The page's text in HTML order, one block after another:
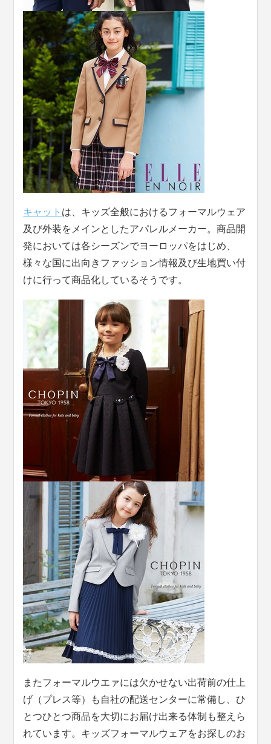
キャット は、キッズ全般におけるフォーマルウェア
及び外装をメインとしたアパレルメーカー。商品開
発においては各シーズンでヨーロッパをはじめ、
様々な国に出向きファッション情報及び生地買い付
けに行って商品化しているそうです。
またフォーマルウエァには欠かせない出荷前の仕上
げ（プレス等）も自社の配送センターに常備し、ひ
とつひとつ商品を大切にお届け出来る体制も整えら
れています。キッズフォーマルウェアをお探しのお